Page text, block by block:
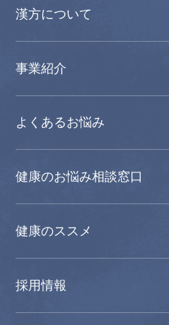
漢方について
事業紹介
よくあるお悩み
健康のお悩み相談窓口
健康のススメ
採用情報